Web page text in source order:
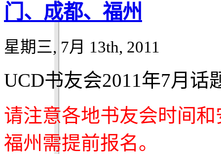
门、成都、福州
星期三, 7月 13th, 2011
UCD书友会2011年7月话
请注意各地书友会时间
福州需提前报名。